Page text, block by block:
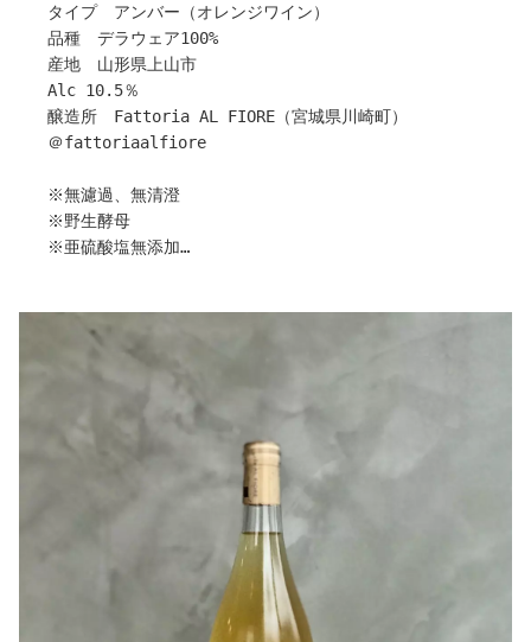
さん。
園地には多くの品種の葡萄や、フルーツも手がけながら
も、誠実で優しさ溢れるお人柄から育てられた葡萄たちは
どれもこれも美味しく、あたたかさが伝わってきます。
秋葉さんに、セイベルの新しい完成形と評していただいた
スパークリングです。
〇醸造について
よく熟したヴェルデレー (セイベル9110)を三日間のスキ
ンコンタクト後にダイレクトプレス。
イベルのお手本のようなキュヴェに成長。
一期一会の葡萄が全ての要素であるワインだからこそ、
2022のセイベルは、ありのままで完成と
しました。瓶内２次発酵を経て微発泡スパークリングへ。
補糖や補酸、酸化防止剤など、すべての添加物は一切な
微発泡ですが、花梨の様な果実の香りや、蜜の様な甘みが
広がり、フレッシュでいきいきとした
果実味と、綺麗に伸びる酸が、心地良く飲み進めさせま
タイプ アンバー（オレンジワイン）
品種 デラウェア100%
産地 山形県上山市
Alc 10.5％
醸造所 Fattoria AL FIORE（宮城県川崎町）
＠fattoriaalfiore
※無濾過、無清澄
※野生酵母
※亜硫酸塩無添加
仕込みも雰囲気もフルモデルチェンジをしたオレンジワイ
ン「Anco」のご紹介です！
濃く霞がかった橙色。開栓直後はデラウェアのフルーティ
ーな香りが広がり、味わいは果実の旨味がしっかり感じら
れます。酸はハッキリした存在感で、キリッとした印象で
すが、徐々に醸造由来の複雑な香りと味わいでまろやかで
丸い印象に変化していきます(^^)